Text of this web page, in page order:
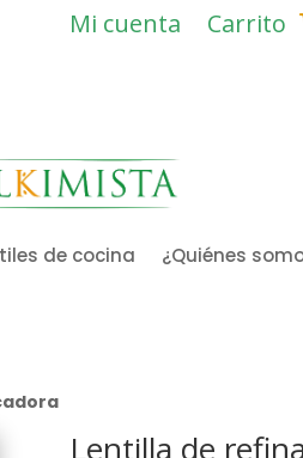
Mi cuenta Carrito
de cocina ¿Quiénes
Lentilla de